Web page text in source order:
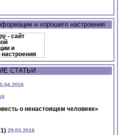
и хорошего настроения
СТАТЬИ
о ненастоящем человеке»
29.03.2016